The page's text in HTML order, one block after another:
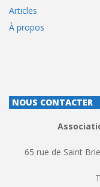
Articles
À propos
NOUS CONTACTER
65 rue de Saint